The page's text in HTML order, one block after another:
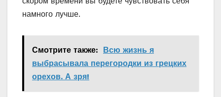
намного лучше.
Смотрите также:
Всю жизнь я
выбрасывала перегородки из грецких
орехов. А зря!